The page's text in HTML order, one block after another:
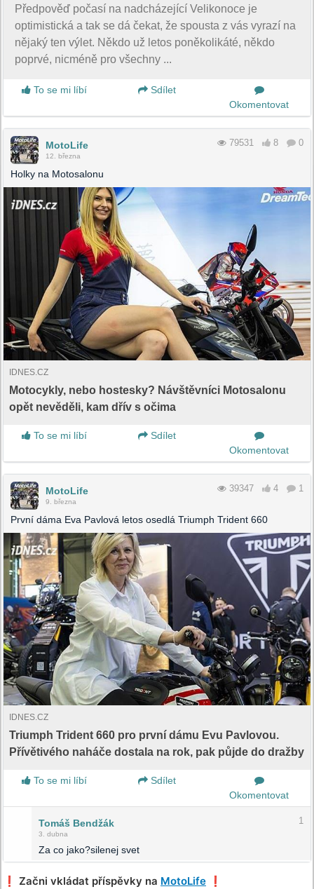
Předpověď počasí na nadcházející Velikonoce je
optimistická a tak se dá čekat, že spousta z vás vyrazí na
nějaký ten výlet. Někdo už letos poněkolikáté, někdo
poprvé, nicméně pro všechny ...
To se mi líbí
Sdílet
Okomentovat
MotoLife
12. března
79531 8 0
Holky na Motosalonu
IDNES.CZ
Motocykly, nebo hostesky? Návštěvníci Motosalonu
opět nevěděli, kam dřív s očima
To se mi líbí
Sdílet
Okomentovat
MotoLife
9. března
39347 4 1
První dáma Eva Pavlová letos osedlá Triumph Trident 660
IDNES.CZ
Triumph Trident 660 pro první dámu Evu Pavlovou.
Přívětivého naháče dostala na rok, pak půjde do dražby
To se mi líbí
Sdílet
Okomentovat
Tomáš Bendžák
3. dubna
1
Za co jako?silenej svet
❗️ Začni vkládat příspěvky na MotoLife ❗️